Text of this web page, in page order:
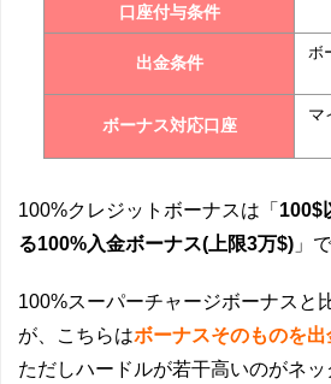
口座付与条件
出金条件
ボ
ボーナス対応口座
マ
100%クレジットボーナスは「 100$
る100%入金ボーナス(上限3万$) 」
100%スーパーチャージボーナスと
が、こちらはボーナスそのものを出
ただしハードルが若干高いのがネッ